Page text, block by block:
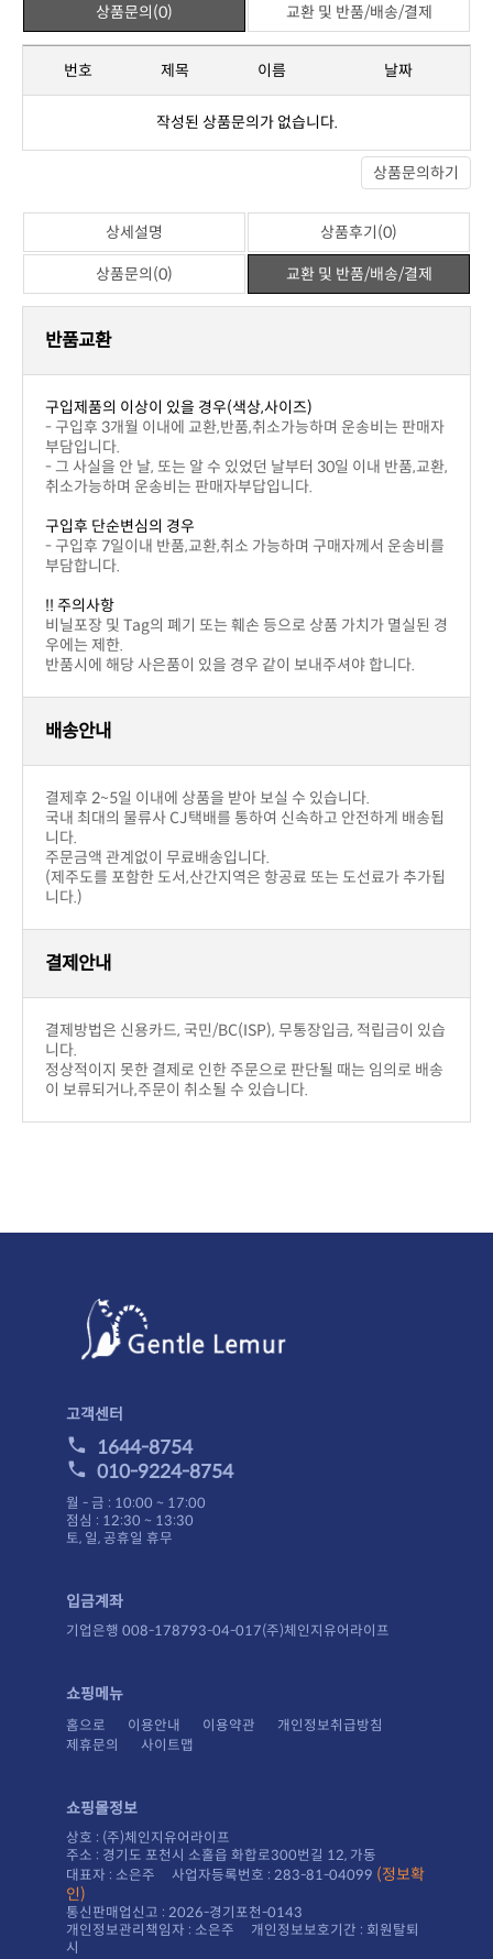
상품문의(0) 교환 및 반품/배송/결제
번호 제목 이름 날짜
작성된 상품문의가 없습니다.
상품문의하기
상세설명 상품후기(0)
상품문의(0) 교환 및 반품/배송/결제
반품교환
구입제품의 이상이 있을 경우(색상,사이즈)
부담입니다.
취소가능하며 운송비는 판매자부답입니다.
구입후 단순변심의 경우
부담합니다.
!! 주의사항
우에는 제한.
반품시에 해당 사은품이 있을 경우 같이 보내주셔야 합니다.
배송안내
결제후 2~5일 이내에 상품을 받아 보실 수 있습니다.
니다.
주문금액 관계없이 무료배송입니다.
니다.)
결제안내
니다.
이 보류되거나,주문이 취소될 수 있습니다.
고객센터
1644-8754
010-9224-8754
월 - 금 : 10:00 ~ 17:00
점심 : 12:30 ~ 13:30
토, 일, 공휴일 휴무
입금계좌
기업은행 008-178793-04-017(주)체인지유어라이프
쇼핑메뉴
홈으로 이용안내 이용약관
개인정보취급방침
제휴문의
사이트맵
쇼핑몰정보
상호 : (주)체인지유어라이프
주소 : 경기도 포천시 소홀읍 화합로300번길 12, 가동
대표자 : 소은주 사업자등록번호 : 283-81-04099
인)
통신판매업신고 : 2026-경기포천-0143
시